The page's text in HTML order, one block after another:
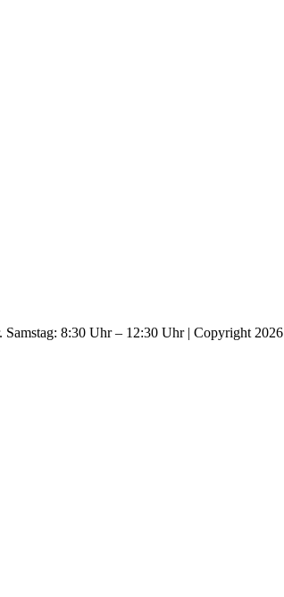
8:30 Uhr – 12:30 Uhr | Copyright 2026